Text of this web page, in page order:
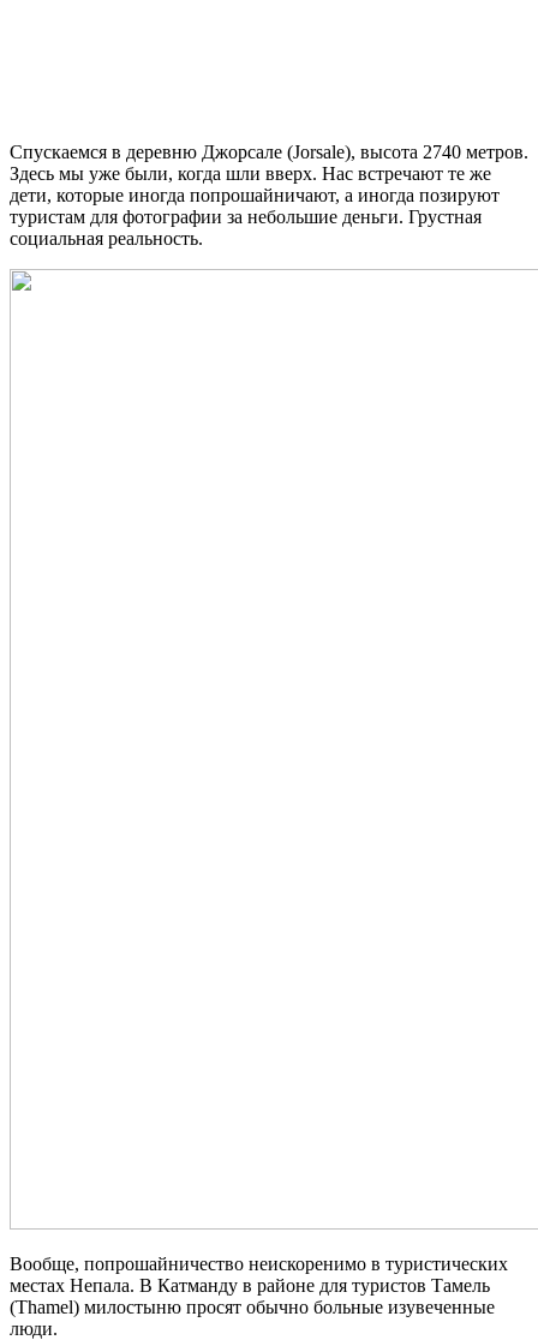
Спускаемся в деревню Джорсале (Jorsale), высота 2740 метров.
Здесь мы уже были, когда шли вверх. Нас встречают те же
дети, которые иногда попрошайничают, а иногда позируют
туристам для фотографии за небольшие деньги. Грустная
социальная реальность.
Вообще, попрошайничество неискоренимо в туристических
местах Непала. В Катманду в районе для туристов Тамель
(Thamel) милостыню просят обычно больные изувеченные
люди.